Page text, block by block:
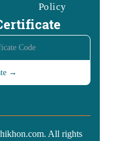
Policy
All rights